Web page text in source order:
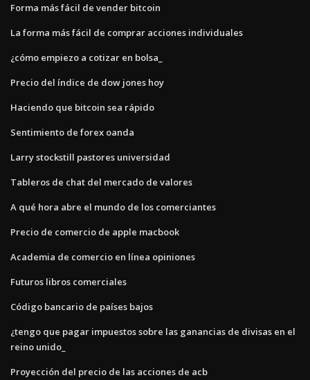
Forma más fácil de vender bitcoin
La forma más fácil de comprar acciones individuales
¿cómo empiezo a cotizar en bolsa_
Precio del índice de dow jones hoy
Haciendo que bitcoin sea rápido
Sentimiento de forex oanda
Larry stockstill pastores universidad
Tableros de chat del mercado de valores
A qué hora abre el mundo de los comerciantes
Precio de comercio de apple macbook
Academia de comercio en línea opiniones
Futuros libros comerciales
Código bancario de países bajos
¿tengo que pagar impuestos sobre las ganancias de divisas en el
reino unido_
Proyección del precio de las acciones de acb